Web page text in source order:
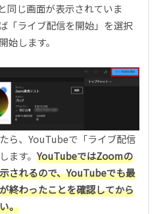
同じ画面が表示されていま
「ライブ配信を開始」を選択
始します。
ら、YouTubeで「ライブ配信
ます。 YouTubeではZoomの
されるので、YouTubeでも最
終わったことを確認してから
。